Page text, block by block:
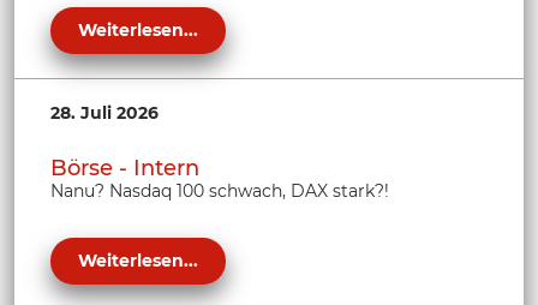
Weiterlesen...
28. Juli 2026
Börse - Intern
Nanu? Nasdaq 100 schwach, DAX stark?!
Weiterlesen...